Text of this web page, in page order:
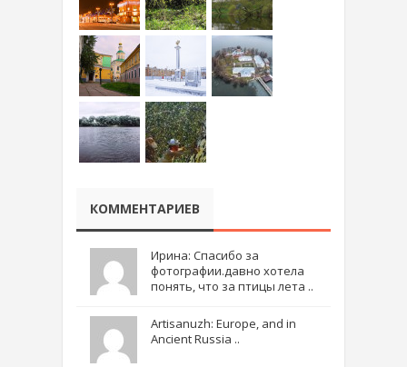
КОММЕНТАРИЕВ
Ирина: Спасибо за
фотографии.давно хотела
понять, что за птицы лета ..
Artisanuzh: Europe, and in
Ancient Russia ..